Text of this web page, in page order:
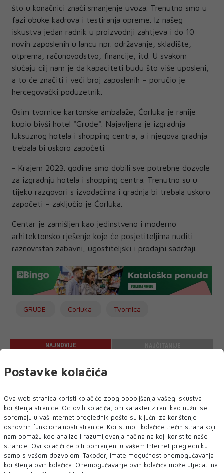
što u konačnici znači smanjenje uvoza. Trenutno smo u
fazi obuke kadrova i testiranja opreme. Iz našeg
iskustva jedan radnik u proizvodnji zahtjeva i do 10
novih zaposlenih u lancu npr. održavanje, skladište,
otprema, računovodstvo, financije, itd. U svakom
slučaju cilj nam je da kapaciteti budu što više uposleni,
a to će značiti i veći broj zaposlenih – poručio je
hercegovački poduzetnik.
Osim tvornice kartonske ambalaže, Ćorluka je ranije
kupio bivši hotel "Grude". Najavljena je izgradnja
luksuznog hotela i shopping centra, a i njegova gradnja
trebala bi uskoro započeti.
- Krajem 2023. godine smo dobili sve potrebne dozvole
za izgradnju hotela i shopping centra. Trenutno su u
tijeku razgovori s izvođačima i gradnja bi trebala uskoro
započeti – zaključio je Ćorluka.
Centar je zamišljen kao jedinstveno i moderno
arhitektonsko rješenje koje će posjetiteljima nuditi
raznovrstan zabavni, ugostiteljski i prodajni sadržaji.
GRUDE Corluka Tvornica
NAJNOVIJE
NEUM UNDERWATER FILM FESTIVAL 2026.
DONOSI TRI DANA FILMA, UMJETNOSTI I
MORA – UVEDENA I NOVA KATEGORIJA „BEST
Postavke kolačića
Ova web stranica koristi kolačiće zbog poboljšanja vašeg iskustva
korištenja stranice. Od ovih kolačića, oni karakterizirani kao nužni se
spremaju u vaš Internet preglednik pošto su ključni za korištenje
osnovnih funkcionalnosti stranice. Koristimo i kolačiće trećih strana koji
nam pomažu kod analize i razumijevanja načina na koji koristite naše
stranice. Ovi kolačići će biti pohranjeni u vašem Internet pregledniku
samo s vašom dozvolom. Također, imate mogućnost onemogućavanja
korištenja ovih kolačića. Onemogućavanje ovih kolačića može utjecati na